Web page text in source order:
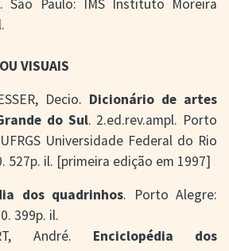
. São Paulo: IMS Instituto Moreira
VISUAIS
Decio. Dicionário de artes
do Sul. 2.ed.rev.ampl. Porto
Universidade Federal do Rio
527p. il. [primeira edição em 1997]
dos quadrinhos. Porto Alegre:
399p. il.
André. Enciclopédia dos